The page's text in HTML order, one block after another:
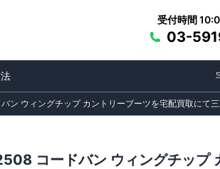
受付時間
03-
ン ウィングチップ カントリーブーツを宅配買取にて
コードバン ウィングチップ